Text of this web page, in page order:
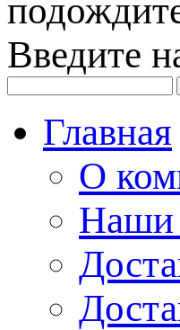
Введите
Главная
О
Наши